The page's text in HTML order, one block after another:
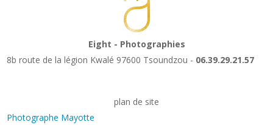
Eight - Photographies
8b route de la légion Kwalé 97600 Tsoundzou - 06.39.29.21.57
plan de site
Photographe Mayotte